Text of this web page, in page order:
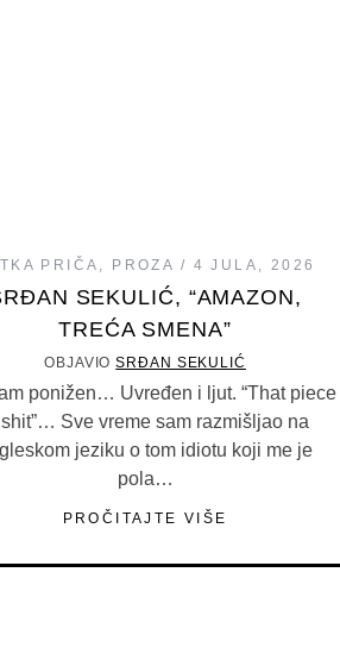
PRIČA , PROZA 4 JULA, 2026
SEKULIĆ, “AMAZON,
TREĆA SMENA”
OBJAVIOSRĐAN SEKULIĆ
ponižen… Uvređen i ljut. “That piece
Sve vreme sam razmišljao na
jeziku o tom idiotu koji me je
pola…
PROČITAJTE VIŠE